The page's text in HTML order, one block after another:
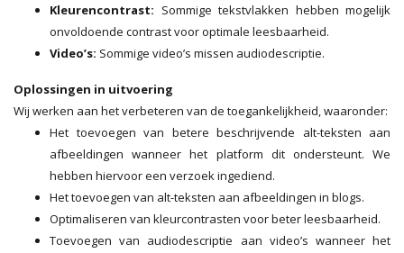
Kleurencontrast: Sommige tekstvlakken hebben mogelijk
onvoldoende contrast voor optimale leesbaarheid.
Video’s: Sommige video’s missen audiodescriptie.
Oplossingen in uitvoering
Wij werken aan het verbeteren van de toegankelijkheid, waaronder:
Het toevoegen van betere beschrijvende alt-teksten aan
afbeeldingen wanneer het platform dit ondersteunt. We
hebben hiervoor een verzoek ingediend.
Het toevoegen van alt-teksten aan afbeeldingen in blogs.
Optimaliseren van kleurcontrasten voor beter leesbaarheid.
Toevoegen van audiodescriptie aan video’s wanneer het